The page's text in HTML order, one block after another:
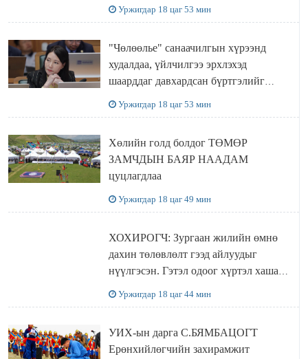
Уржигдар 18 цаг 53 мин
"Чөлөөлье" санаачилгын хүрээнд
худалдаа, үйлчилгээ эрхлэхэд
шаарддаг давхардсан бүртгэлийг
Уржигдар 18 цаг 53 мин
Хөлийн голд болдог ТӨМӨР
ЗАМЧДЫН БАЯР НААДАМ
цуцлагдлаа
Уржигдар 18 цаг 49 мин
ХОХИРОГЧ: Зургаан жилийн өмнө
дахин төлөвлөлт гээд айлуудыг
нүүлгэсэн. Гэтэл одоог хүртэл хашаа
Уржигдар 18 цаг 44 мин
УИХ-ын дарга С.БЯМБАЦОГТ
Ерөнхийлөгчийн захирамжит